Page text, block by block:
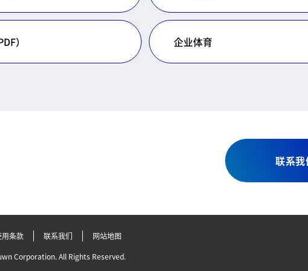
） 企业体育
联系我
用条款 联系我们
网站地图
Corporation. All Rights Reserved.